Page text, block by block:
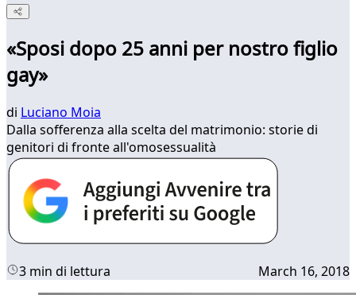
«Sposi dopo 25 anni per nostro figlio
gay»
di Luciano Moia
Dalla sofferenza alla scelta del matrimonio: storie di
genitori di fronte all'omosessualità
3 min di lettura March 16, 2018